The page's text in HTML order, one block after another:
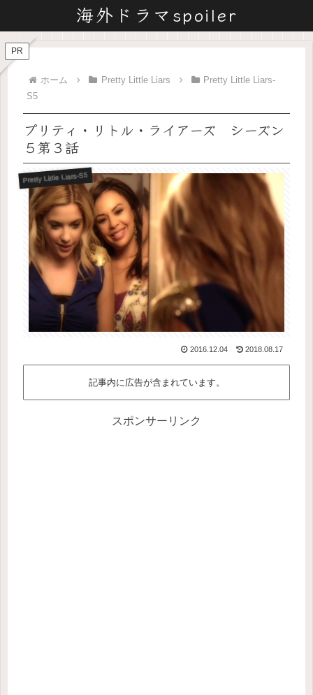
海外ドラマspoiler
PR
ホーム Pretty Little Liars
Pretty Little Liars-
S5
プリティ・リトル・ライアーズ シーズン
５第３話
Pretty Little Liars-S5
2016.12.04 2018.08.17
記事内に広告が含まれています。
スポンサーリンク